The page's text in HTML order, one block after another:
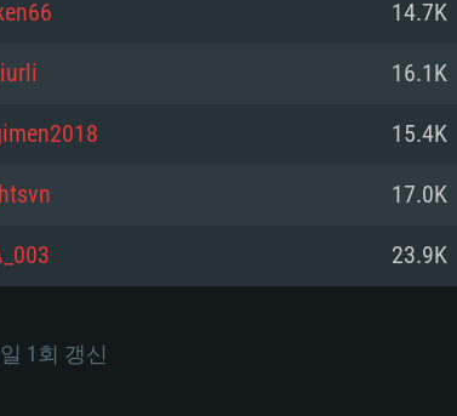
로드밴드 인터넷
공간: 22.1 GB (최소 클라이언트)
이와 비슷한 성능을 가지는
최소 해상도: 720p
로드밴드 인터넷
간: 22.1 GB (최소 클라이언트)
성능을 가지며 최신 그래픽 드라
(6개월 미만; 최소사양 지
14.7K
16.1K
15.4K
17.0K
23.9K
1회 갱신